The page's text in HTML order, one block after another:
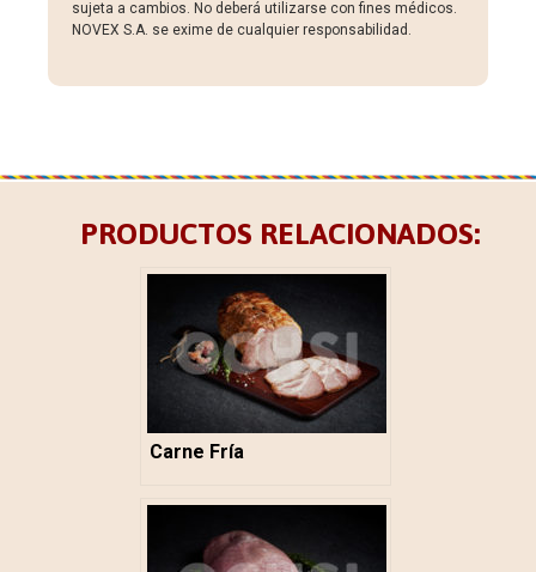
sujeta a cambios. No deberá utilizarse con fines médicos.
NOVEX S.A. se exime de cualquier responsabilidad.
PRODUCTOS RELACIONADOS:
Carne Fría